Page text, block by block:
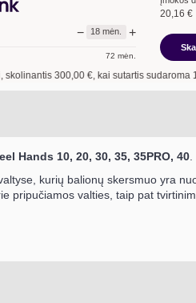
− 18 mėn. +
72 mėn.
20,16 €
€, kai sutartis sudaroma18mėn.
Hands 10, 20, 30, 35, 35PRO, 40
kurių balionų skersmuo yra
pripučiamos valties, taip pat